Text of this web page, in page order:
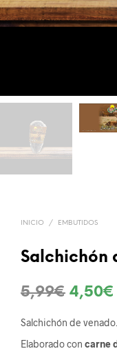
INICIO / EMBUTIDOS
Salchichón
5,99€ El
precio
4,50€
Salchichón de venado.
Elaborado con carne